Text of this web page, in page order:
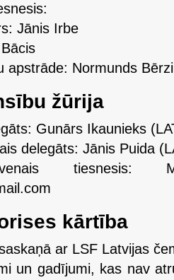
Jānis Irbe
apstrāde: Normunds
žūrija
Gunārs Ikaunieks
delegāts: Jānis Puida
tiesnesis:
kārtība
ar LSF Latvijas
un gadījumi, kas nav